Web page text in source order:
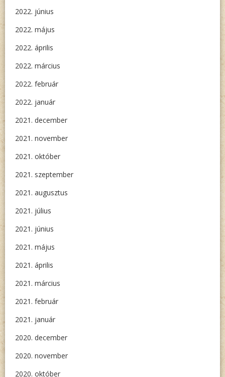
2022. június
2022. május
2022. április
2022. március
2022. február
2022. január
2021. december
2021. november
2021. október
2021. szeptember
2021. augusztus
2021. július
2021. június
2021. május
2021. április
2021. március
2021. február
2021. január
2020. december
2020. november
2020. október